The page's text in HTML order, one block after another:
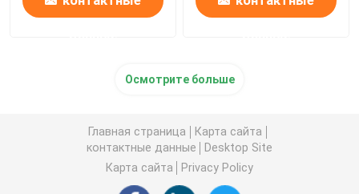
покер
обжуливая играя
Осмотрите больше
Главная страница
Карта сайта
контактные данные
Desktop Site
Карта сайта
Privacy Policy